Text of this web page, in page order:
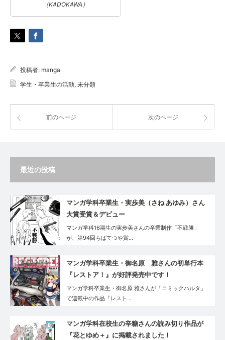
（KADOKAWA）
投稿者: manga
学生・卒業生の活動, 未分類
前のページ 次のページ
最近の投稿
マンガ学科卒業生・実歩美（さね あゆみ）さん
大賞受賞＆デビュー
マンガ学科16期生の実歩美さんの卒業制作「不戦勝」
が、第94回ちばてつや賞…
マンガ学科卒業生・御名原 雅さんの初単行本
『レストア！』が好評発売中です！
マンガ学科卒業生・御名原 雅さんが「コミックハルタ」
で連載中の作品『レスト…
マンガ学科在校生の辛糖さんの読み切り作品が
『花とゆめ＋』に掲載されました！